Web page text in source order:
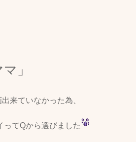
」
来ていなかった為、
ってQから選びました